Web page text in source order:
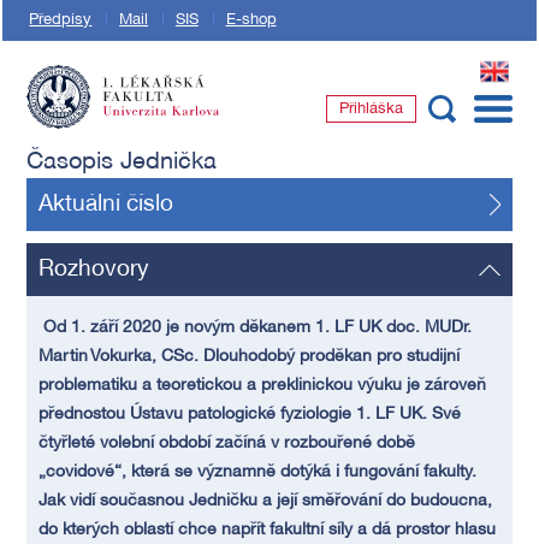
Předpisy Mail SIS E-shop
EN
Přihláška
Časopis Jednička
Aktuální číslo
Rozhovory
Od 1. září 2020 je novým děkanem 1. LF UK doc. MUDr.
Martin Vokurka, CSc. Dlouhodobý proděkan pro studijní
problematiku a teoretickou a preklinickou výuku je zároveň
přednostou Ústavu patologické fyziologie 1. LF UK. Své
čtyřleté volební období začíná v rozbouřené době
„covidové“, která se významně dotýká i fungování fakulty.
Jak vidí současnou Jedničku a její směřování do budoucna,
do kterých oblastí chce napřít fakultní síly a dá prostor hlasu